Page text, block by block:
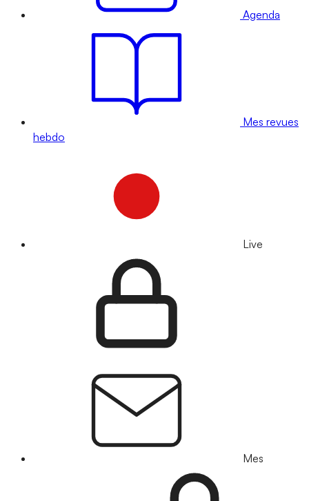
Agenda
Mes revues
hebdo
Live
Mes